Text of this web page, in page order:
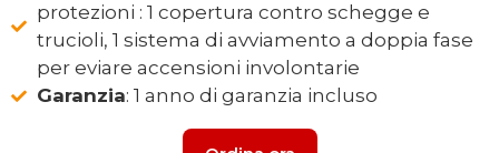
protezioni : 1 copertura contro schegge e
trucioli, 1 sistema di avviamento a doppia fase
per eviare accensioni involontarie
Garanzia: 1 anno di garanzia incluso